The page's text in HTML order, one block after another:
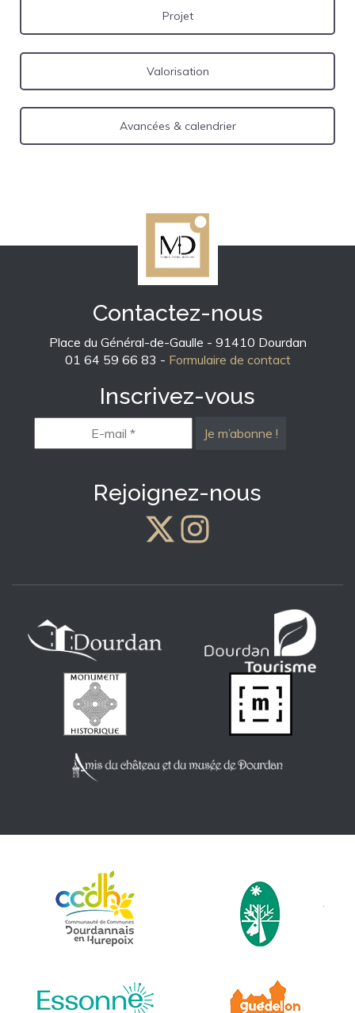
Projet
Valorisation
Avancées & calendrier
Contactez-nous
Place du Général-de-Gaulle - 91410 Dourdan
01 64 59 66 83 - Formulaire de contact
Inscrivez-vous
mail
*
Rejoignez-nous